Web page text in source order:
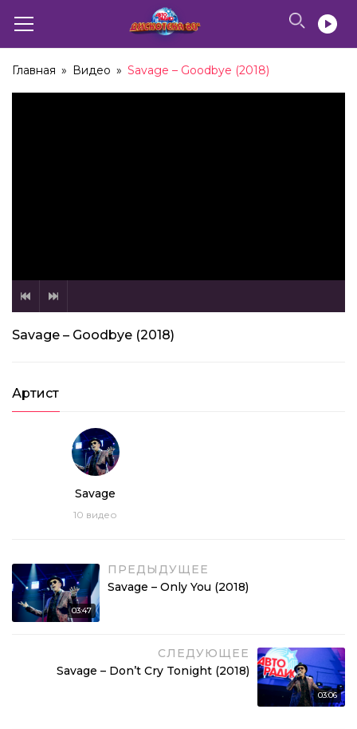
Главная » Видео » Savage – Goodbye (2018)
Savage – Goodbye (2018)
Артист
Savage
10 видео
03:47
ПРЕДЫДУЩЕЕ
Savage – Only You (2018)
СЛЕДУЮЩЕЕ
Savage – Don’t Cry Tonight (2018)
03:06